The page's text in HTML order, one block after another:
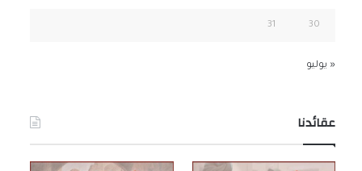
30
31
« يوليو
عقائدنا